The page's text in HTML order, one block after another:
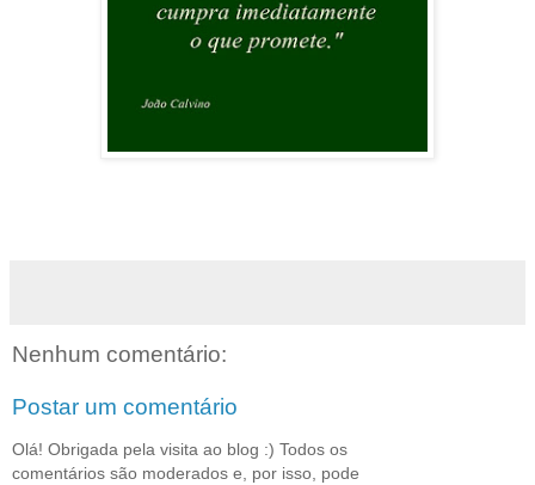
Nenhum comentário:
Postar um comentário
Olá! Obrigada pela visita ao blog :) Todos os
comentários são moderados e, por isso, pode